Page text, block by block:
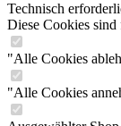
Technisch
Diese Cookies
"Alle Cookies
"Alle Cookies